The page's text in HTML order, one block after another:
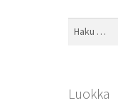
Haku:
Luokka